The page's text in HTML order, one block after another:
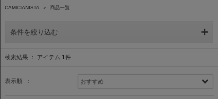
CAMICIANISTA ＞ 商品一覧
条件を絞り込む
検索結果 ： アイテム 1 件
表示順 ：